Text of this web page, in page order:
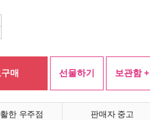
매 선물하기 보관함 +
한 우주점 판매자 중고